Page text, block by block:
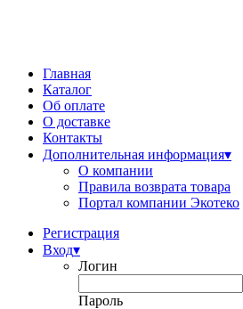
Главная
Каталог
Об оплате
О доставке
Контакты
Дополнительная информация▾
О компании
Правила возврата товара
Портал компании Экотеко
Регистрация
Вход▾
Логин
Пароль